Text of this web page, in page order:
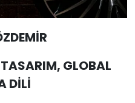
GLOBAL
DİLİ